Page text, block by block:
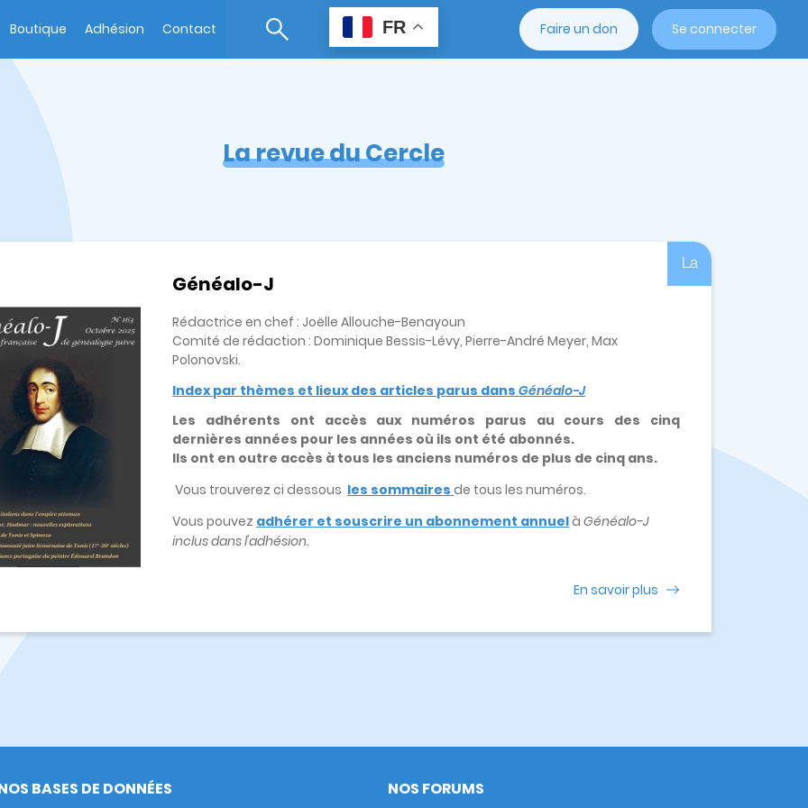
Boutique Adhésion Contact FR Faire un don Se connecter
La revue du Cercle
La
Généalo-J
Rédactrice en chef : Joëlle Allouche-Benayoun
Comité de rédaction : Dominique Bessis-Lévy, Pierre-André Meyer, Max
Polonovski.
Index par thèmes et lieux des articles parus dansGénéalo-J
Les adhérents ont accès aux numéros parus au cours des cinq
dernières années pour les années où ils ont été abonnés.
Ils ont en outre accès à tous les anciens numéros de plus de cinq ans.
Vous trouverez ci dessous les sommaires de tous les numéros.
Vous pouvez adhérer et souscrire un abonnement annuelàGénéalo-J
inclus dans l'adhésion.
En savoir plus
BASES DE DONNÉES NOS FORUMS